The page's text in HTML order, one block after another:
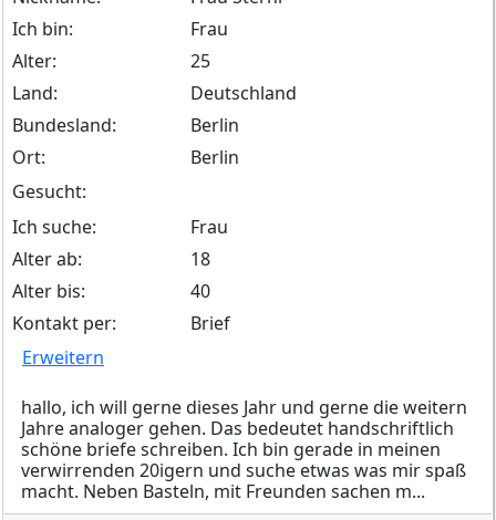
Ich bin:
Frau
Alter:
25
Land:
Deutschland
Bundesland:
Berlin
Ort:
Berlin
Gesucht:
Ich suche:
Frau
Alter ab:
18
Alter bis:
40
Kontakt per:
Brief
Erweitern
hallo, ich will gerne dieses Jahr und gerne die weitern
Jahre analoger gehen. Das bedeutet handschriftlich
schöne briefe schreiben. Ich bin gerade in meinen
verwirrenden 20igern und suche etwas was mir spaß
macht. Neben Basteln, mit Freunden sachen m...